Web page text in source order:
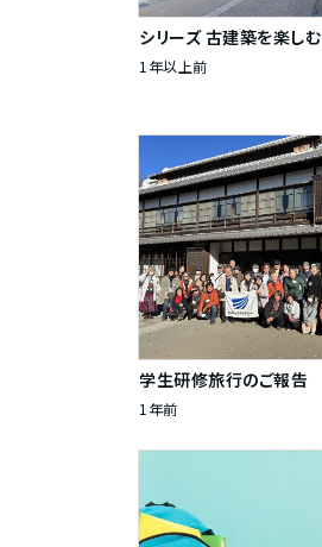
シリーズ 古建築を楽しむ
1年以上前
学生研修旅行のご報告
1年前